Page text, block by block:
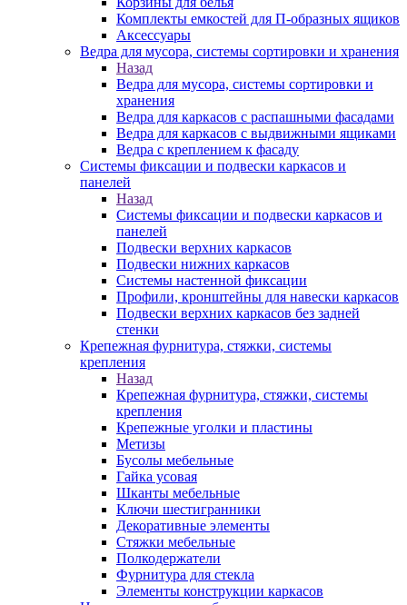
Комплекты емкостей для П-образных ящиков
Аксессуары
Ведра для мусора, системы сортировки и хранения
Назад
Ведра для мусора, системы сортировки и
хранения
Ведра для каркасов с распашными фасадами
Ведра для каркасов с выдвижными ящиками
Ведра с креплением к фасаду
Системы фиксации и подвески каркасов и
панелей
Назад
Системы фиксации и подвески каркасов и
панелей
Подвески верхних каркасов
Подвески нижних каркасов
Системы настенной фиксации
Профили, кронштейны для навески каркасов
Подвески верхних каркасов без задней
стенки
Крепежная фурнитура, стяжки, системы
крепления
Назад
Крепежная фурнитура, стяжки, системы
крепления
Крепежные уголки и пластины
Метизы
Бусолы мебельные
Гайка усовая
Шканты мебельные
Ключи шестигранники
Декоративные элементы
Стяжки мебельные
Полкодержатели
Фурнитура для стекла
Элементы конструкции каркасов